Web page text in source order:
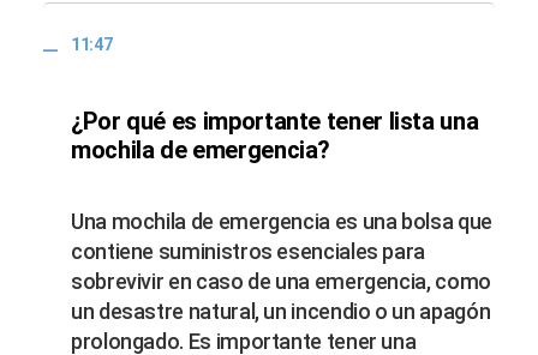
11:47
¿Por qué es importante tener lista una
mochila de emergencia?
Una mochila de emergencia es una bolsa que
contiene suministros esenciales para
sobrevivir en caso de una emergencia, como
un desastre natural, un incendio o un apagón
prolongado. Es importante tener una